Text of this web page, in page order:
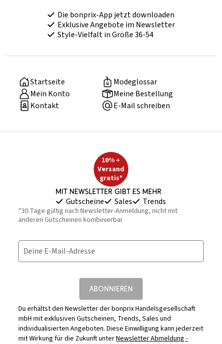
Die bonprix-App jetzt downloaden
Exklusive Angebote im Newsletter
Style-Vielfalt in Größe 36-54
Startseite
Modeglossar
Mein Konto
Meine Bestellung
Kontakt
E-Mail schreiben
10% +
Versand
gratis*
Mit Newsletter gibt es mehr
Gutscheine Sales Trends
*30 Tage gültig nach Newsletter-Anmeldung, nicht mit
anderen Gutscheinen kombinierbar
Deine E-Mail-Adresse
ABONNIEREN
Du erhältst den Newsletter der bonprix Handelsgesellschaft
mbH mit exklusiven Gutscheinen, Trends, Sales und
individualisierten Angeboten. Diese Einwilligung kann jederzeit
mit Wirkung für die Zukunft unterNewsletter Abmeldung -